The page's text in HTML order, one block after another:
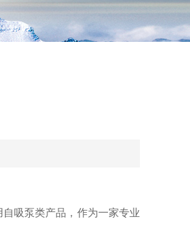
吸泵类产品，作为一家专业